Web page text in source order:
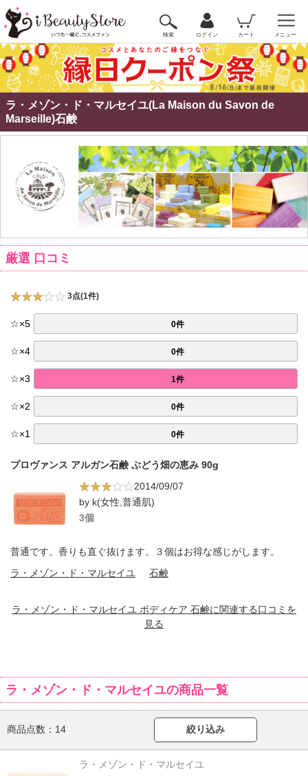
検索 ログイン カート メニュー
ラ・メゾン・ド・マルセイユ(La Maison du Savon de
Marseille)石鹸
厳選 口コミ
3点(1件)
☆×5 0件
☆×4 0件
☆×3 1件
☆×2 0件
☆×1 0件
プロヴァンス アルガン石鹸 ぶどう畑の恵み 90g
2014/09/07
by k(女性,普通肌)
3個
普通です。香りも直ぐ抜けます。３個はお得な感じがします。
ラ・メゾン・ド・マルセイユ
石鹸
ラ・メゾン・ド・マルセイユ ボディケア 石鹸に関連する口コミを
見る
ラ・メゾン・ド・マルセイユの商品一覧
商品点数： 14 絞り込み
ラ・メゾン・ド・マルセイユ